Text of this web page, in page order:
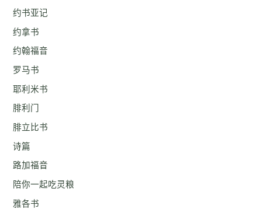
约书亚记
约拿书
约翰福音
罗马书
耶利米书
腓利门
腓立比书
诗篇
路加福音
陪你一起吃灵粮
雅各书